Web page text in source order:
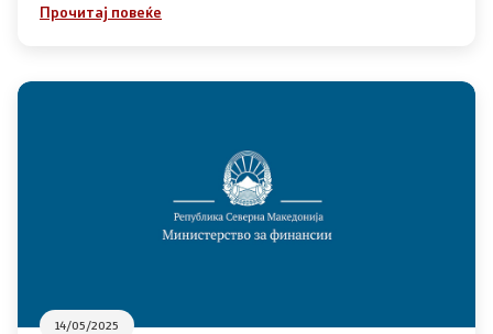
Прочитај повеќе
14/05/2025